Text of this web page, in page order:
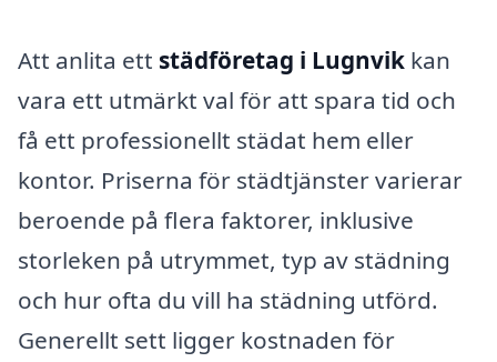
Att anlita ett städföretag i Lugnvik kan
vara ett utmärkt val för att spara tid och
få ett professionellt städat hem eller
kontor. Priserna för städtjänster varierar
beroende på flera faktorer, inklusive
storleken på utrymmet, typ av städning
och hur ofta du vill ha städning utförd.
Generellt sett ligger kostnaden för